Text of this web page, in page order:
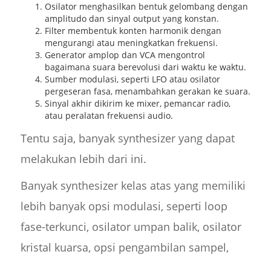
Osilator menghasilkan bentuk gelombang dengan
amplitudo dan sinyal output yang konstan.
Filter membentuk konten harmonik dengan
mengurangi atau meningkatkan frekuensi.
Generator amplop dan VCA mengontrol
bagaimana suara berevolusi dari waktu ke waktu.
Sumber modulasi, seperti LFO atau osilator
pergeseran fasa, menambahkan gerakan ke suara.
Sinyal akhir dikirim ke mixer, pemancar radio,
atau peralatan frekuensi audio.
Tentu saja, banyak synthesizer yang dapat
melakukan lebih dari ini.
Banyak synthesizer kelas atas yang memiliki
lebih banyak opsi modulasi, seperti loop
fase-terkunci, osilator umpan balik, osilator
kristal kuarsa, opsi pengambilan sampel,